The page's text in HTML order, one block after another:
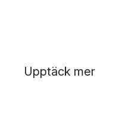
Upptäck mer